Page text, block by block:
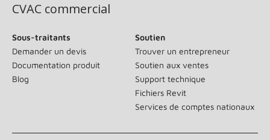
CVAC commercial
Sous-traitants
Demander un devis
Documentation produit
Blog
Soutien
Trouver un entrepreneur
Soutien aux ventes
Support technique
Fichiers Revit
Services de comptes nationaux